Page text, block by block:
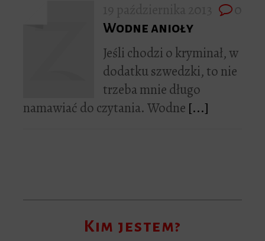
Wodne anioły
Jeśli chodzi o kryminał, w
dodatku szwedzki, to nie
trzeba mnie długo
namawiać do czytania. Wodne [...]
Kim jestem?